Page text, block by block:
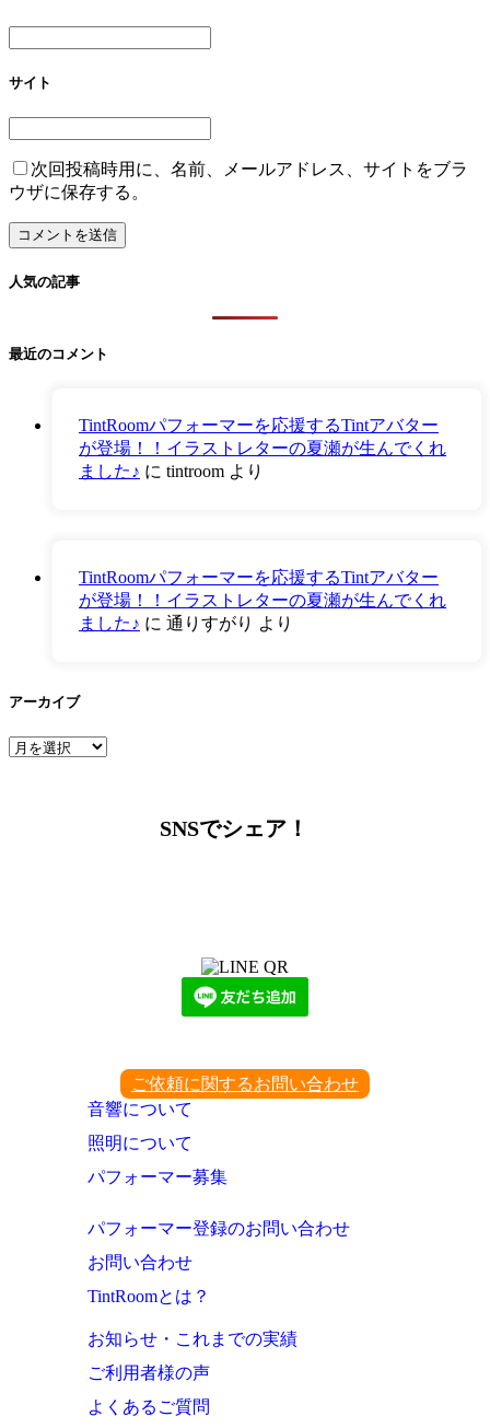
サイト
次回投稿時用に、名前、メールアドレス、サイトをブラ
ウザに保存する。
人気の記事
最近のコメント
TintRoomパフォーマーを応援するTintアバター
が登場！！イラストレターの夏瀬が生んでくれ
ました♪ に tintroom より
TintRoomパフォーマーを応援するTintアバター
が登場！！イラストレターの夏瀬が生んでくれ
ました♪ に 通りすがり より
アーカイブ
ア
SNSでシェア！
ご依頼に関するお問い合わせ
音響について
照明について
パフォーマー募集
パフォーマー登録のお問い合わせ
お問い合わせ
TintRoomとは？
お知らせ・これまでの実績
ご利用者様の声
よくあるご質問